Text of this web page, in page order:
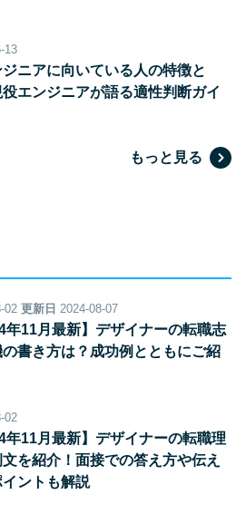
13
ニアに向いている人の特徴と
エンジニアが語る適性判断ガイ
もっと見る
02 更新日 2024-08-07
年11月最新】デザイナーの転職志
書き方は？成功例とともにご紹
02
年11月最新】デザイナーの転職理
を紹介！面接での答え方や伝え
ントも解説